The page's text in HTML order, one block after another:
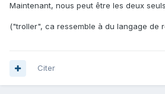
Maintenant, nous peut être les deux
("troller", ca ressemble à du langage de
Citer